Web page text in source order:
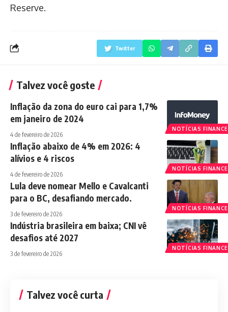
Reserve.
Twitter
Talvez você goste
NOTÍCIAS
Inflação da zona do euro cai para 1,7%
em janeiro de 2024
4 de fevereiro de 2026
NOTÍCIAS
Inflação abaixo de 4% em 2026: 4
alívios e 4 riscos
4 de fevereiro de 2026
NOTÍCIAS
Lula deve nomear Mello e Cavalcanti
para o BC, desafiando mercado.
3 de fevereiro de 2026
NOTÍCIAS
Indústria brasileira em baixa; CNI vê
desafios até 2027
3 de fevereiro de 2026
Talvez você curta